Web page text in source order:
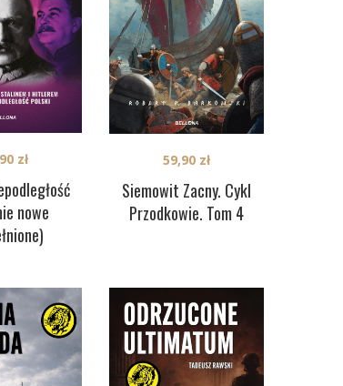
nowe
zł
Siemowit Zacny. Cykl
Przodkowie. Tom 4
59,90 zł